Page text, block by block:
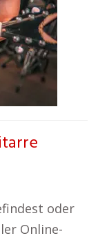
oder
Online-